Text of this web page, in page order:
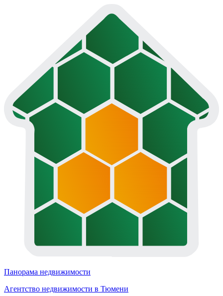
Панорама недвижимости
Агентство недвижимости в Тюмени